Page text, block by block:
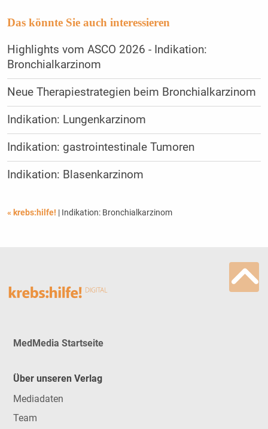
Das könnte Sie auch interessieren
Highlights vom ASCO 2026 - Indikation:
Bronchialkarzinom
Neue Therapiestrategien beim Bronchialkarzinom
Indikation: Lungenkarzinom
Indikation: gastrointestinale Tumoren
Indikation: Blasenkarzinom
« krebs:hilfe! | Indikation: Bronchialkarzinom
MedMedia Startseite
Über unseren Verlag
Mediadaten
Team